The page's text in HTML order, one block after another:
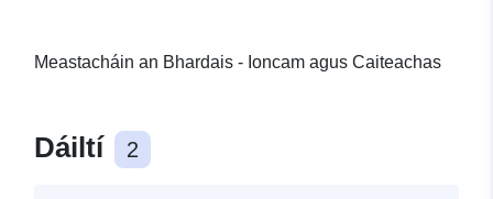
Meastacháin an Bhardais - Ioncam agus Caiteachas
Dáiltí 2